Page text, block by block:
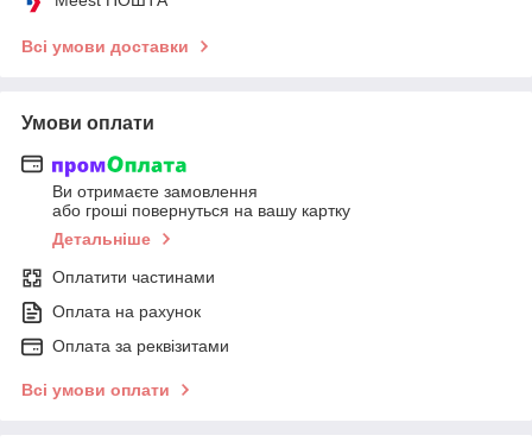
Всі умови доставки
Умови оплати
Ви отримаєте замовлення
або гроші повернуться на вашу картку
Детальніше
Оплатити частинами
Оплата на рахунок
Оплата за реквізитами
Всі умови оплати